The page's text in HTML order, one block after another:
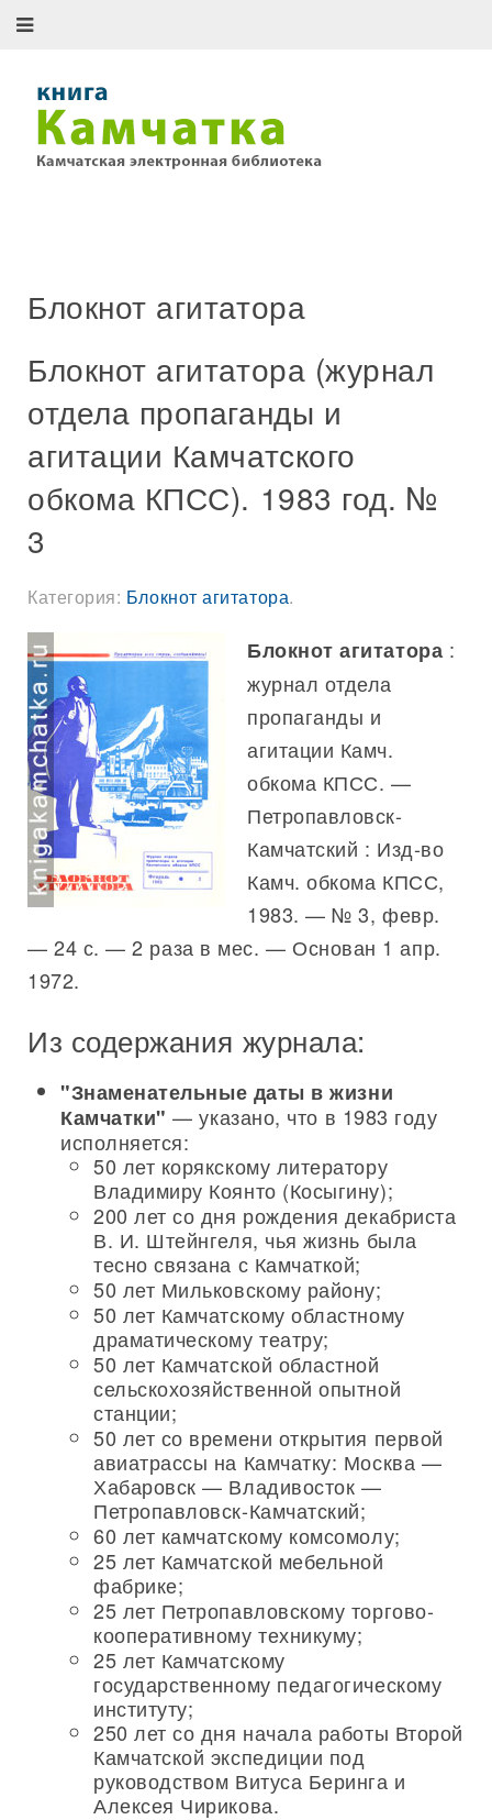
Блокнот агитатора
Блокнот агитатора (журнал
отдела пропаганды и
агитации Камчатского
обкома КПСС). 1983 год. №
3
Категория: Блокнот агитатора.
Блокнот агитатора :
журнал отдела
пропаганды и
агитации Камч.
обкома КПСС. —
Петропавловск-
Камчатский : Изд-во
Камч. обкома КПСС,
1983. — № 3, февр.
— 24 с. — 2 раза в мес. — Основан 1 апр.
1972.
Из содержания журнала:
"Знаменательные даты в жизни
Камчатки" — указано, что в 1983 году
исполняется:
50 лет корякскому литератору
Владимиру Коянто (Косыгину);
200 лет со дня рождения декабриста
В. И. Штейнгеля, чья жизнь была
тесно связана с Камчаткой;
50 лет Мильковскому району;
50 лет Камчатскому областному
драматическому театру;
50 лет Камчатской областной
сельскохозяйственной опытной
станции;
50 лет со времени открытия первой
авиатрассы на Камчатку: Москва —
Хабаровск — Владивосток —
Петропавловск-Камчатский;
60 лет камчатскому комсомолу;
25 лет Камчатской мебельной
фабрике;
25 лет Петропавловскому торгово-
кооперативному техникуму;
25 лет Камчатскому
государственному педагогическому
институту;
250 лет со дня начала работы Второй
Камчатской экспедиции под
руководством Витуса Беринга и
Алексея Чирикова.